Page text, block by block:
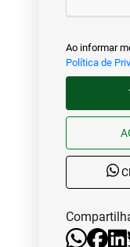
Ao informar
Política de